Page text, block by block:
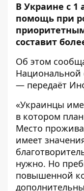
В Украине с 1
помощь при
составит
Об этом
Национальной
— передаёт
«Украинцы
в котором
Место
имеет
нужно. Но
повышенной